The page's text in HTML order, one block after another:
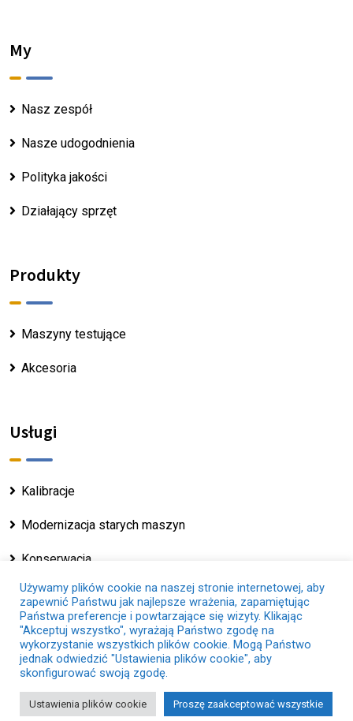
My
Nasz zespół
Nasze udogodnienia
Polityka jakości
Działający sprzęt
Produkty
Maszyny testujące
Akcesoria
Usługi
Kalibracje
Modernizacja starych maszyn
Konserwacja
Copyright © 2025 - Servosis.com |Nota Prawna|
Polityka Dotycząca Plików Cookie | Polityka
Używamy plików cookie na naszej stronie internetowej, aby
zapewnić Państwu jak najlepsze wrażenia, zapamiętując
Państwa preferencje i powtarzające się wizyty. Klikając
"Akceptuj wszystko", wyrażają Państwo zgodę na
wykorzystanie wszystkich plików cookie. Mogą Państwo
jednak odwiedzić "Ustawienia plików cookie", aby
skonfigurować swoją zgodę.
Ustawienia plików cookie Proszę zaakceptować wszystkie